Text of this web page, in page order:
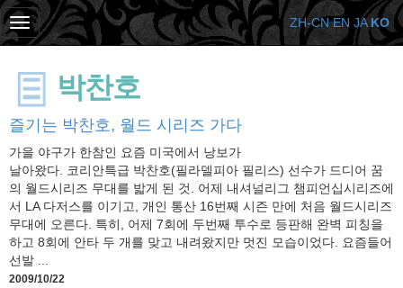
박찬호
즐기는 박찬호, 월드 시리즈 가다
가을 야구가 한참인 요즘 미국에서 낭보가
날아왔다. 코리안특급 박찬호(필라델피아 필리스) 선수가 드디어 꿈
의 월드시리즈 무대를 밟게 된 것. 어제 내셔널리그 챔피언십시리즈에
서 LA 다저스를 이기고, 개인 통산 16번째 시즌 만에 처음 월드시리즈
무대에 오른다. 특히, 어제 7회에 두번째 투수로 등판해 완벽 피칭을
하고 8회에 안타 두 개를 맞고 내려왔지만 멋진 모습이었다. 요즘들어
선발 ...
2009/10/22
ZH-CN EN JA KO